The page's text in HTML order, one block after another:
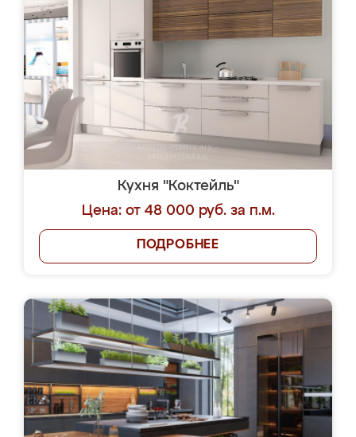
Кухня "Коктейль"
Цена: от 48 000 руб. за п.м.
ПОДРОБНЕЕ